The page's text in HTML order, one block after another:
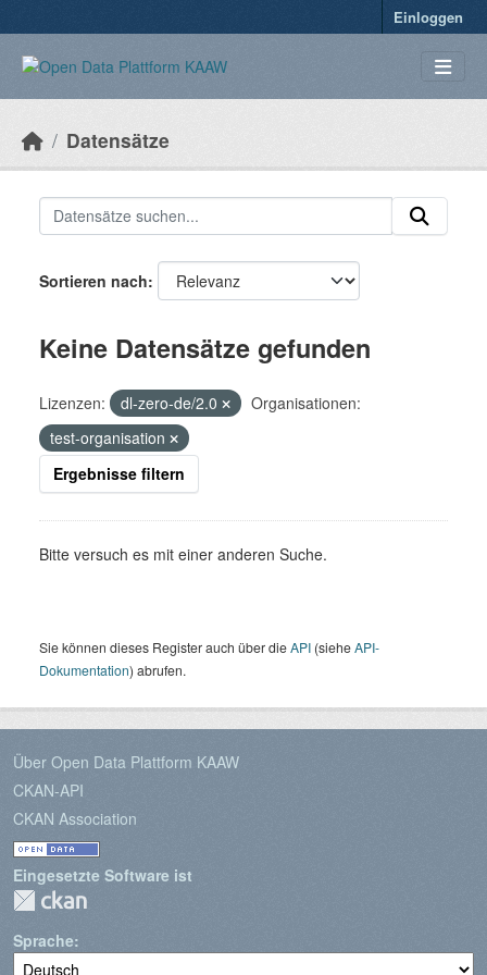
Einloggen
Datensätze
Sortieren nach
Keine Datensätze gefunden
Lizenzen: dl-zero-de/2.0
Organisationen:
test-organisation
Ergebnisse filtern
Bitte versuch es mit einer anderen Suche.
Sie können dieses Register auch über dieAPI (sieheAPI-
Dokumentation) abrufen.
Über Open Data Plattform KAAW
CKAN-API
CKAN Association
Eingesetzte Software ist
Sprache